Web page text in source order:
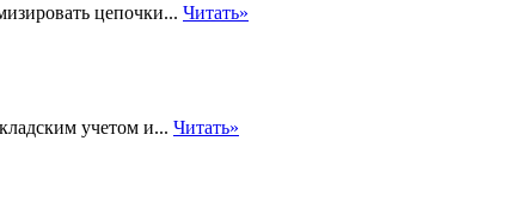
цепочки... Читать»
учетом и... Читать»